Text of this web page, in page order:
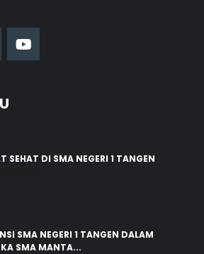
SEHAT DI SMA NEGERI 1 TANGEN
SMA NEGERI 1 TANGEN DALAM
SMA MANTA...